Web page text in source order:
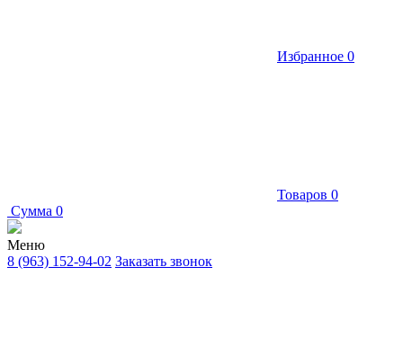
Избранное 0
Товаров 0
Сумма 0
Меню
8 (963) 152-94-02 Заказать звонок